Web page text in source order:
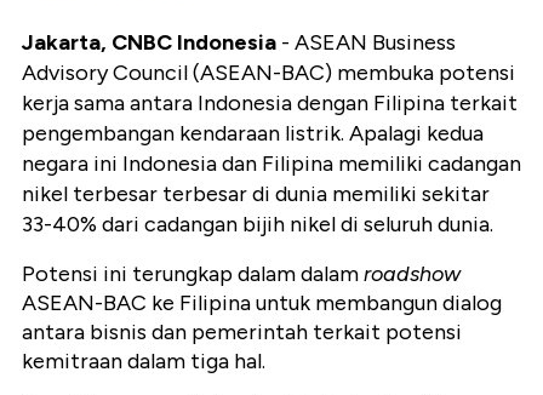
Jakarta, CNBC Indonesia - ASEAN Business
Advisory Council (ASEAN-BAC) membuka potensi
kerja sama antara Indonesia dengan Filipina terkait
pengembangan kendaraan listrik. Apalagi kedua
negara ini Indonesia dan Filipina memiliki cadangan
nikel terbesar terbesar di dunia memiliki sekitar
33-40% dari cadangan bijih nikel di seluruh dunia.
Potensi ini terungkap dalam dalamroadshow
ASEAN-BAC ke Filipina untuk membangun dialog
antara bisnis dan pemerintah terkait potensi
kemitraan dalam tiga hal.